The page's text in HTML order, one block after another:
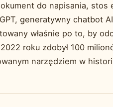
do napisania, stos
generatywny chatbot
właśnie po to, by
roku zdobył 100
narzędziem w